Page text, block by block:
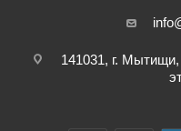
141031, г.